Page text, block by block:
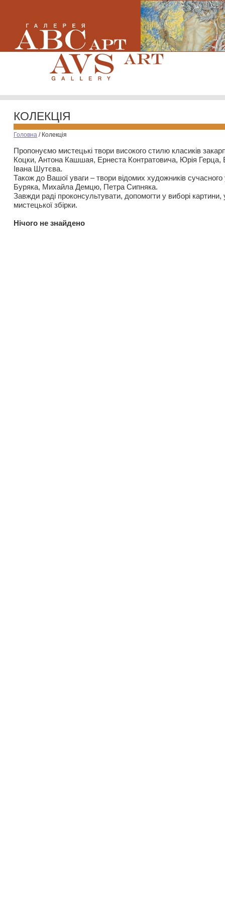
КОЛЕКЦІЯ
Головна / Колекція
Пропонуємо мистецькі твори високого стилю класиків
Коцки, Антона Кашшая, Ернеста Контратовича, Юрія
Івана Шутєва.
Також до Вашої уваги – твори відомих художників
Буряка, Михайла Демцю, Петра Сипняка.
Завжди раді проконсультувати, допомогти у виборі картини,
мистецької збірки.
Нiчого не знайдено